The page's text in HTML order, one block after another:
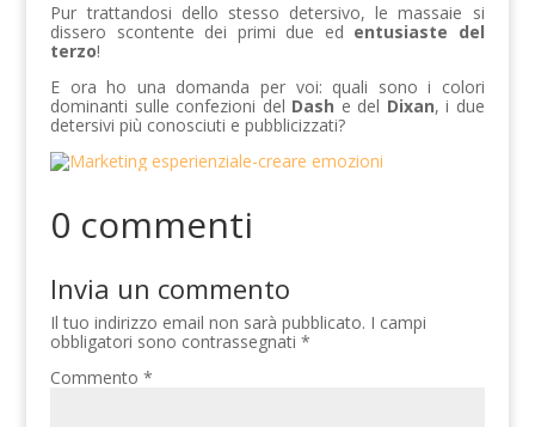
Pur trattandosi dello stesso detersivo, le massaie si
dissero scontente dei primi due ed entusiaste del
terzo!
E ora ho una domanda per voi: quali sono i colori
dominanti sulle confezioni del Dash e del Dixan, i due
detersivi più conosciuti e pubblicizzati?
0 commenti
Invia un commento
Il tuo indirizzo email non sarà pubblicato. I campi
obbligatori sono contrassegnati*
Commento*